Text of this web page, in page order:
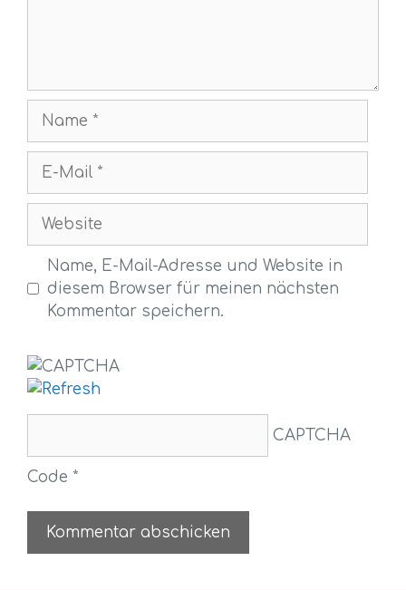
Name
E-
Website
Name, E-Mail-Adresse und Website in
diesem Browser für meinen nächsten
Kommentar speichern.
CAPTCHA
Code *